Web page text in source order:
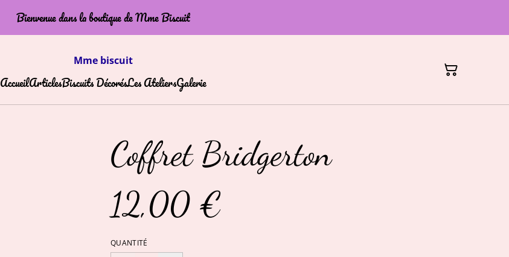
Bienvenue dans la boutique de Mme Biscuit
Mme biscuit
AccueilArticlesBiscuits DécorésLes AteliersGalerie
Coffret Bridgerton
12,00 €
QUANTITÉ